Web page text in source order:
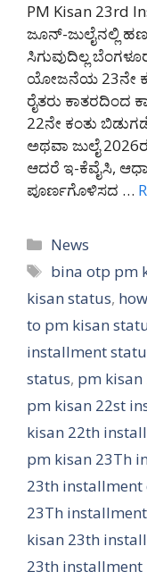
PM Kisan 23rd
ಜೂನ್-ಜುಲೈನಲ್ಲಿ
ಸಿಗುವುದಿಲ್ಲ
ಯೋಜನೆಯ 23ನೇ
ರೈತರು ಕಾತರದಿಂದ
22ನೇ ಕಂತು
ಅಥವಾ ಜುಲೈ
ಆದರೆ ಇ-ಕೆವೈಸಿ,
ಪೂರ್ಣಗೊಳಿಸದ …
Categories
News
Tags
bina otp pm
kisan status,
to pm kisan
installment
status, pm kisan
pm kisan 22st
kisan 22th
pm kisan 23Th
23th installment
23Th
kisan 23th
23th installment